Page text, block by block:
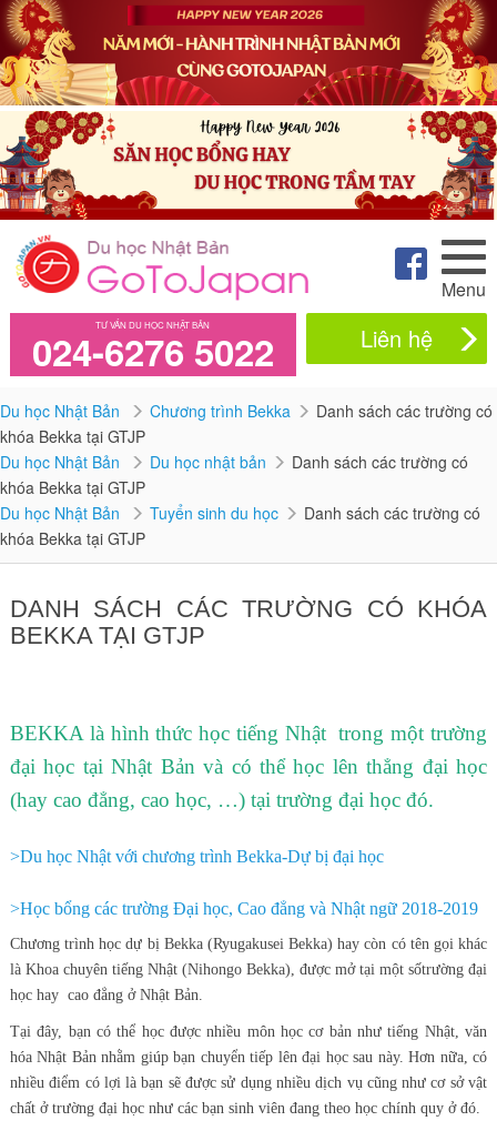
Menu
TƯ VẤN DU HỌC NHẬT BẢN
024-6276 5022 Liên hệ
Du học Nhật Bản Chương trình Bekka
Danh sách các trường có
khóa Bekka tại GTJP
Du học Nhật Bản
Du học nhật bản
Danh sách các trường có
khóa Bekka tại GTJP
Du học Nhật Bản
Tuyển sinh du học
Danh sách các trường có
khóa Bekka tại GTJP
DANH SÁCH CÁC TRƯỜNG CÓ KHÓA
BEKKA TẠI GTJP
BEKKA là hình thức học tiếng Nhật trong một trường
đại học tại Nhật Bản và có thể học lên thẳng đại học
(hay cao đẳng, cao học, …) tại trường đại học đó.
>Du học Nhật với chương trình Bekka-Dự bị đại học
>Học bổng các trường Đại học, Cao đẳng và Nhật ngữ2018-2019
Chương trình học dự bị Bekka (Ryugakusei Bekka) hay còn có tên gọi khác
là Khoa chuyên tiếng Nhật (Nihongo Bekka), được mở tại một sốtrường đại
học hay cao đẳng ở Nhật Bản.
Tại đây, bạn có thể học được nhiều môn học cơ bản như tiếng Nhật, văn
hóa Nhật Bản nhằm giúp bạn chuyển tiếp lên đại học sau này. Hơn nữa, có
nhiều điểm có lợi là bạn sẽ được sử dụng nhiều dịch vụ cũng như cơ sở vật
chất ở trường đại học như các bạn sinh viên đang theo học chính quy ở đó.